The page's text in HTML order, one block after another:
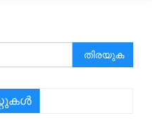
അനേഷിക്കുക